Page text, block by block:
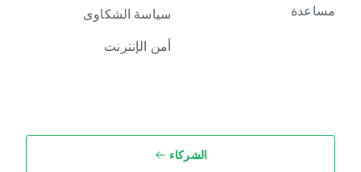
مساعدة
سياسة الشكاوى
أمن الإنترنت
الشركاء